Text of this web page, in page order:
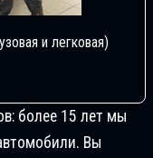
и легковая)
более 15 лет мы
Вы